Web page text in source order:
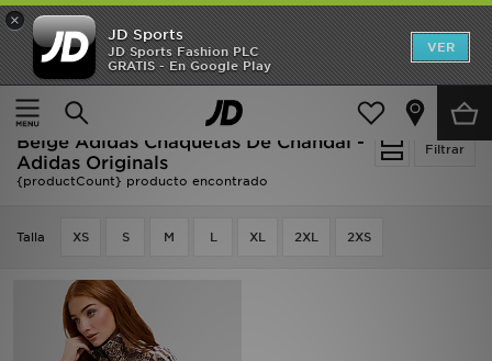
×
JD Sports
JD Sports Fashion PLC
GRATIS - En Google Play
VER
Página principal
Filtrar
Beige Adidas Chaquetas De Chandal -
Adidas Originals
{productCount} producto encontrado
Talla XS S M L XL 2XL 2XS
Hombre
Mujer
Niños
Accesorios
Estilo
Ver Marcas
Deportes & Fitness